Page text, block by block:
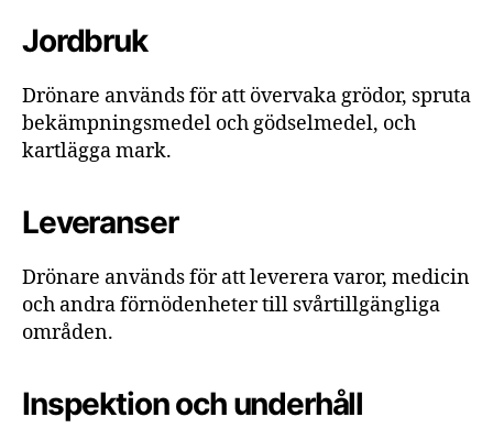
Jordbruk
Drönare används för att övervaka grödor, spruta
bekämpningsmedel och gödselmedel, och
kartlägga mark.
Leveranser
Drönare används för att leverera varor, medicin
och andra förnödenheter till svårtillgängliga
områden.
Inspektion och underhåll